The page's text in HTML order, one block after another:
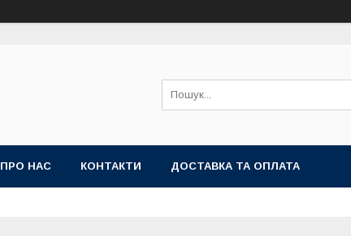
ПРО НАС КОНТАКТИ ДОСТАВКА ТА ОПЛАТА